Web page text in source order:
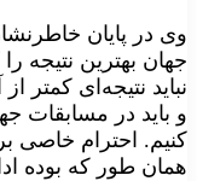
وی در پایان
جهان بهترین نتیجه
نباید نتیجه‌ای کمتر
و باید در مسابقات
کنیم. احترام خاصی
همان طور که بوده